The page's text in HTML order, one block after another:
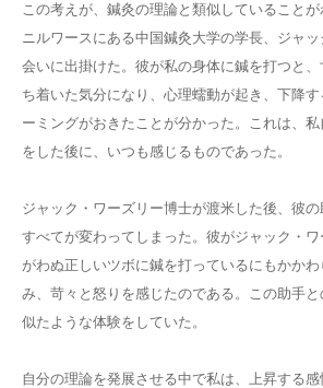
この考えが、鍼灸の理論と類似していること
ニルワースにある中国鍼灸大学の学長、ジャ
会いに出掛けた。彼が私の身体に鍼を打つと
ち着いた気分になり、心理蠕動が起き、下降
ーミングがおきたことが分かった。これは、
をした後に、いつも感じるものであった。
ジャック・ワーズリー博士が渡米した後、彼の
すべてが変わってしまった。彼がジャック・
がわぬ正しいツボに鍼を打っているにもかか
み、苛々と怒りを感じたのである。この助手
似たような体験をしていた。
自分の理論を発展させる中で私は、上昇する